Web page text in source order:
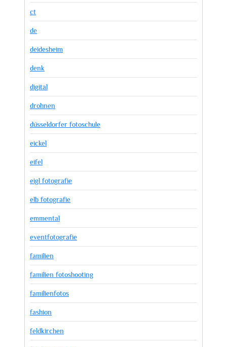
ct
de
deidesheim
denk
digital
drohnen
düsseldorfer fotoschule
eickel
eifel
eigl fotografie
elb fotografie
emmental
eventfotografie
familien
familien fotoshooting
familienfotos
fashion
feldkirchen